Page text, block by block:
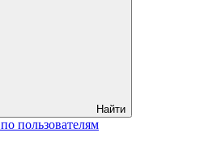
Найти
по пользователям